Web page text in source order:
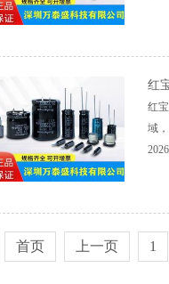
红
红
域
首页 上一页 1